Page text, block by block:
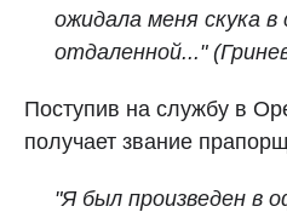
ожидала меня скука в
отдаленной..."
Поступив на службу в
получает звание
"Я был произведен в